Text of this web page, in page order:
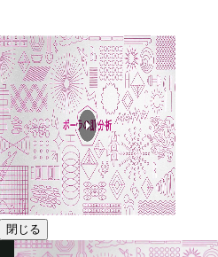
閉じる